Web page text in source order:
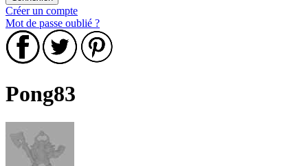
Créer un compte
Mot de passe oublié ?
Pong83